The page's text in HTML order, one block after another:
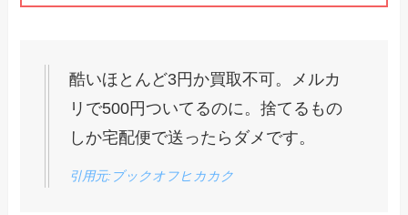
酷いほとんど3円か買取不可。メルカ
リで500円ついてるのに。捨てるもの
しか宅配便で送ったらダメです。
引用元:ブックオフヒカカク